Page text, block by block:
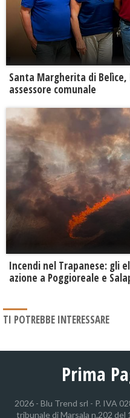
Santa Margherita di
assessore comunale
Incendi nel Trapanese: gli
azione a Poggioreale e
TI POTREBBE INTERESSARE
Prima
2026 - Blu Trend srl - P. IVA
tribunale di Marsala n.202